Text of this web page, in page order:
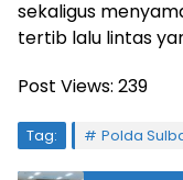
sekaligus
tertib lalu lintas
Post Views: 239
Tag: Polda